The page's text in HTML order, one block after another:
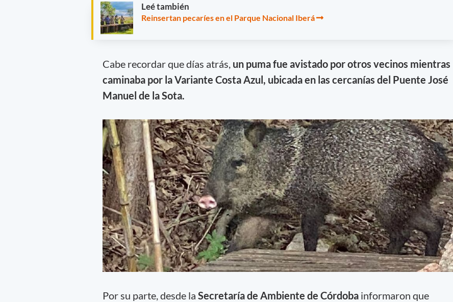
Leé también
Reinsertan pecaríes en el Parque Nacional Iberá
Cabe recordar que días atrás, un puma fue avistado por otros vecinos mientras
caminaba por la Variante Costa Azul, ubicada en las cercanías del Puente José
Manuel de la Sota.
Por su parte, desde la Secretaría de Ambiente de Córdobainformaron que